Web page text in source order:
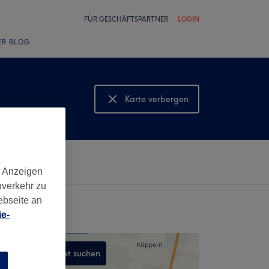
FÜR GESCHÄFTSPARTNER LOGIN
BLOG
Karte verbergen
Karte anzeigen
In diesem Gebiet suchen
zu
an